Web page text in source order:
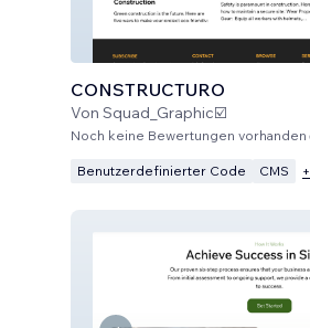
CONSTRUCTURO
Von Squad_Graphic☑️
Noch keine Bewertungen vorhanden
Benutzerdefinierter Code CMS +